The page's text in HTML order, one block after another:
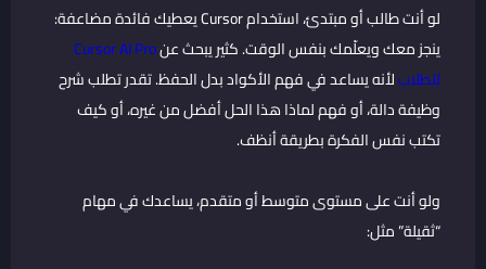
لو أنت طالب أو مبتدئ، استخدام Cursor يعطيك فائدة مضاعفة:
ينجز معك ويعلّمك بنفس الوقت. كثير يبحث عنCursor AI Pro
للطلابلأنه يساعد في فهم الأكواد بدل الحفظ. تقدر تطلب شرح
وظيفة دالة، أو فهم لماذا هذا الحل أفضل من غيره، أو كيف
تكتب نفس الفكرة بطريقة أنظف.
ولو أنت على مستوى متوسط أو متقدم، يساعدك في مهام
“ثقيلة” مثل: